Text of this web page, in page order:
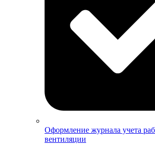
Оформление журнала учета
вентиляции